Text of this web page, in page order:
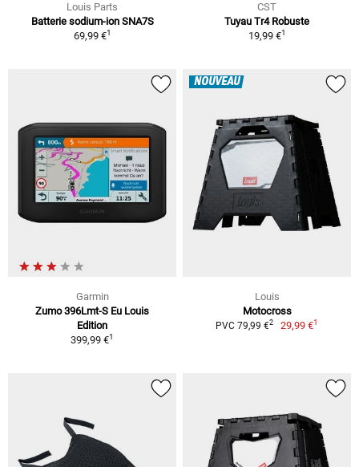
Louis Parts
Batterie sodium-ion SNA7S
69,99 €1
CST
Tuyau Tr4 Robuste
19,99 €1
Garmin
Zumo 396Lmt-S Eu Louis
Edition
399,99 €1
NOUVEAU
Louis
Motocross
PVC 79,99 €2 29,99 €1